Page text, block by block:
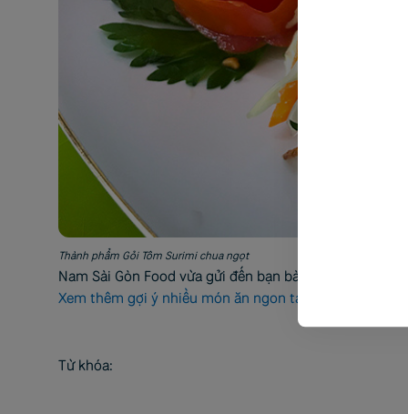
Thành phẩm Gỏi Tôm Surimi chua ngọt
Nam Sài Gòn Food vừa gửi đến bạn bài viết hướng
Xem thêm gợi ý nhiều món ăn ngon tại kênh Youtube
Từ khóa: